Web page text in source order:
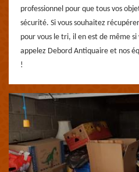
professionnel pour que tous vos
sécurité. Si vous souhaitez
pour vous le tri, il en est de même si
appelez Debord Antiquaire et nos
!